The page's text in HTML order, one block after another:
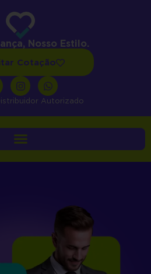
Nosso Estilo.
Cotação
Autorizado